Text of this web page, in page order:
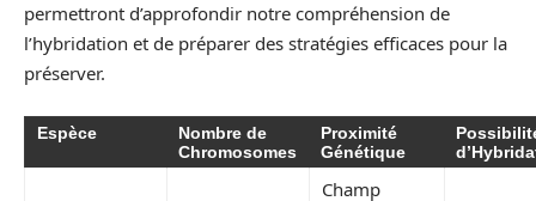
permettront d’approfondir notre compréhension de
l’hybridation et de préparer des stratégies efficaces pour la
préserver.
Espèce
Nombre de
Chromosomes
Proximité
Génétique
Champ